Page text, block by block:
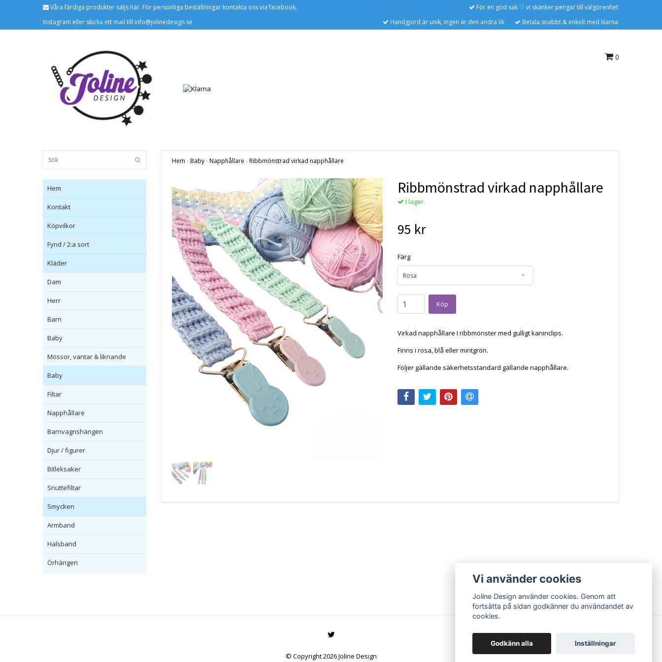
Våra färdiga produkter säljs här. För personliga beställningar kontakta oss via facebook,
Instagram eller skicka ett mail till info@jolinedesign.se
För en god sak ♡ vi skänker pengar till välgörenhet
Handgjord är unik, ingen är den andra lik
Betala snabbt & enkelt med klarna
0
Hem
Kontakt
Köpvilkor
Fynd / 2:a sort
Kläder
Dam
Herr
Barn
Baby
Mössor, vantar & liknande
Baby
Filtar
Napphållare
Barnvagnshängen
Djur / figurer
Bitleksaker
Snuttefiltar
Smycken
Armband
Halsband
Örhängen
Hem › Baby› Napphållare › Ribbmönstrad virkad napphållare
Ribbmönstrad virkad napphållare
I lager.
95 kr
Färg
Rosa
Virkad napphållare I ribbmönster med gulligt kaninclips.
Finns i rosa, blå eller mintgrön.
Följer gällande säkerhetsstandard gällande napphållare.
© Copyright 2026 Joline Design
Vi använder cookies
Joline Design använder cookies. Genom att
fortsätta på sidan godkänner du användandet av
cookies.
Godkänn alla Inställningar